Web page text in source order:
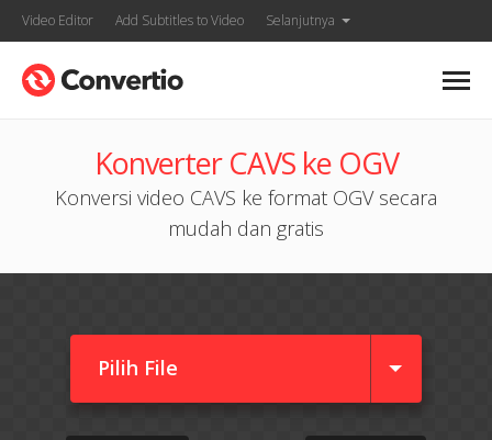
Video Editor Add Subtitles to Video Selanjutnya
Konverter CAVS ke OGV
Konversi video CAVS ke format OGV secara
mudah dan gratis
Pilih File